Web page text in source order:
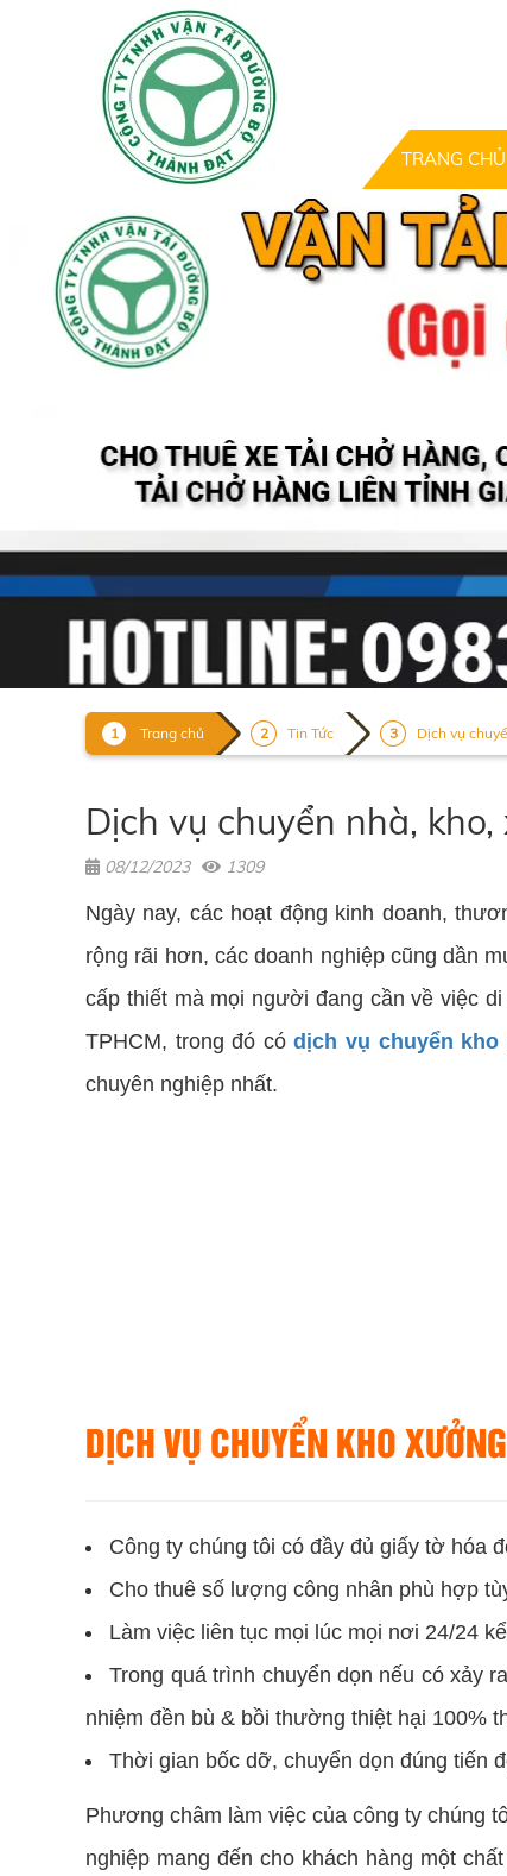
TRANG CHỦ
Trang chủ Tin Tức Dịch vụ
Dịch vụ chuyển nhà,
08/12/2023 1309
Ngày nay, các hoạt động kinh doanh,
rộng rãi hơn, các doanh nghiệp cũng dần
cấp thiết mà mọi người đang cần về việc
TPHCM, trong đó códịch vụ chuyển
chuyên nghiệp nhất.
DỊCH VỤ CHUYỂN KHO
Công ty chúng tôi có đầy đủ giấy tờ hóa
Cho thuê số lượng công nhân phù hợp
Làm việc liên tục mọi lúc mọi nơi 24/24
Trong quá trình chuyển dọn nếu có xảy
nhiệm đền bù & bồi thường thiệt hại 100%
Thời gian bốc dỡ, chuyển dọn đúng tiến
Phương châm làm việc của công ty chúng
nghiệp mang đến cho khách hàng một